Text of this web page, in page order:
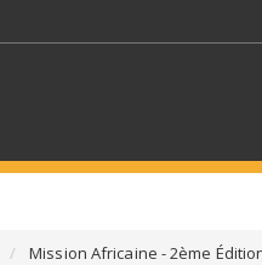
Mission Africaine - 2ème